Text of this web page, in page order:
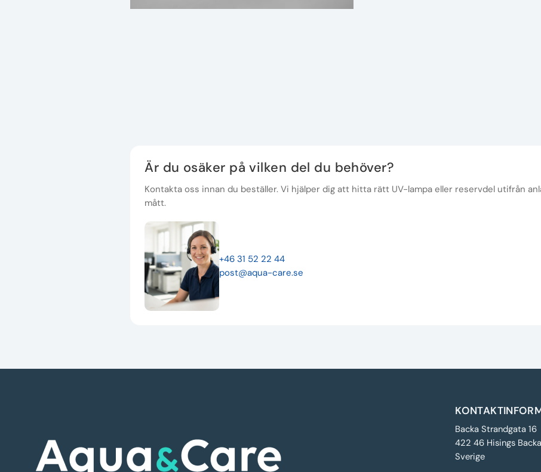
Är du osäker på vilken del du behöver?
Kontakta oss innan du beställer. Vi hjälper dig att hitta rätt UV-lampa eller reservdel utifrån
mått.
+46 31 52 22 44
post@aqua-care.se
Backa Strandgata 16
422 46 Hisings Backa
Sverige